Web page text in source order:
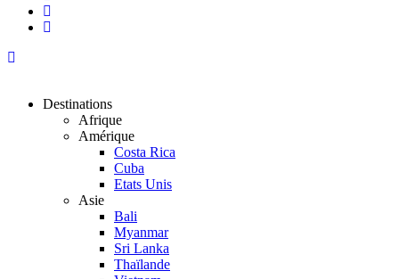
Destinations
Afrique
Amérique
Costa Rica
Cuba
Etats Unis
Asie
Bali
Myanmar
Sri Lanka
Thaïlande